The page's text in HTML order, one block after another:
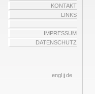
KONTAKT
LINKS
IMPRESSUM
DATENSCHUTZ
engl de